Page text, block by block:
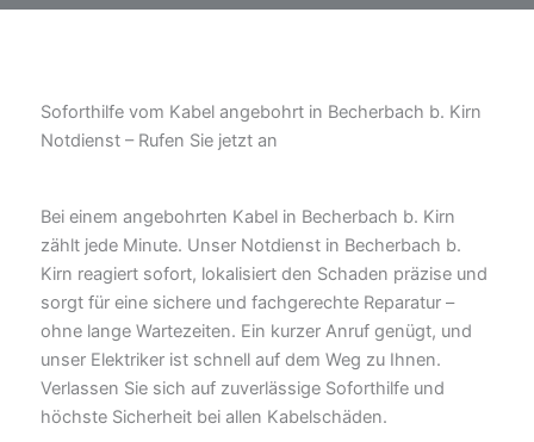
Soforthilfe vom Kabel angebohrt in Becherbach b. Kirn
Notdienst – Rufen Sie jetzt an
Bei einem angebohrten Kabel in Becherbach b. Kirn
zählt jede Minute. Unser Notdienst in Becherbach b.
Kirn reagiert sofort, lokalisiert den Schaden präzise und
sorgt für eine sichere und fachgerechte Reparatur –
ohne lange Wartezeiten. Ein kurzer Anruf genügt, und
unser Elektriker ist schnell auf dem Weg zu Ihnen.
Verlassen Sie sich auf zuverlässige Soforthilfe und
höchste Sicherheit bei allen Kabelschäden.